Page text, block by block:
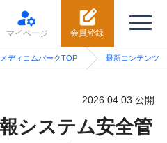
会員登録
マイページ
ディコムパークTOP 最新コンテンツ
2026.04.03 公開
システム安全管